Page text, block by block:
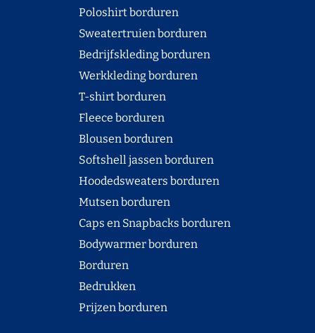
Poloshirt borduren
Sweatertruien borduren
Bedrijfskleding borduren
Werkkleding borduren
T-shirt borduren
Fleece borduren
Blousen borduren
Softshell jassen borduren
Hoodedsweaters borduren
Mutsen borduren
Caps en Snapbacks borduren
Bodywarmer borduren
Borduren
Bedrukken
Prijzen borduren